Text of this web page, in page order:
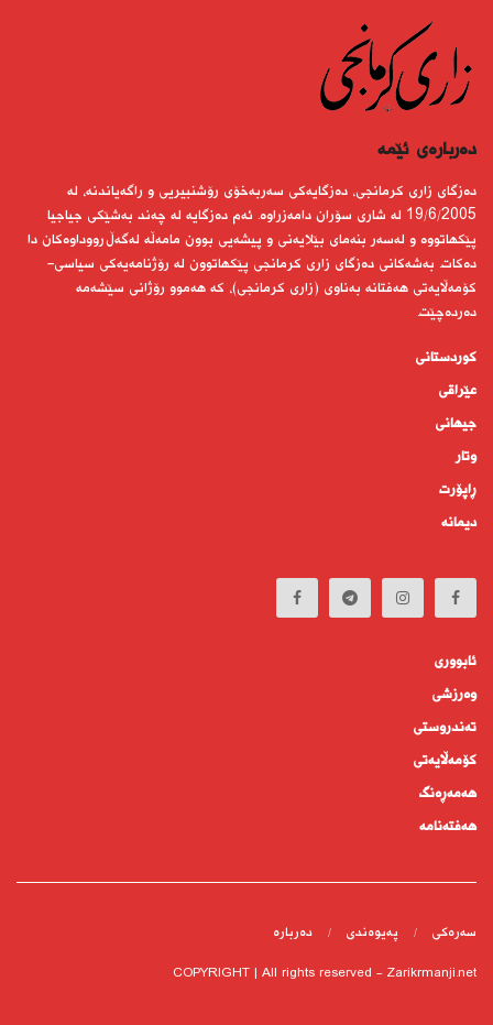
دەربارەى ئێمە
دەزگای زاری كرمانجی، دەزگایەكی سەربەخۆی رۆشنبیریی و راگەیاندنە، لە
19/6/2005 لە شاری سۆران دامەزراوە. ئەم دەزگایە لە چەند بەشێكی جیاجیا
پێكهاتووە و لەسەر بنەمای بێلایەنی و پیشەیی بوون مامەڵە لەگەڵ رووداوەكان دا
دەكات. بەشەكانی دەزگای زاری كرمانجی پێكهاتوون لە رۆژنامەیەكی سیاسی-
كۆمەڵایەتی هەفتانە بەناوی (زاری كرمانجی)، كە هەموو رۆژانی سێشەمە
دەردەچێت.
کوردستانى
عێراقی
جیهانى
وتار
ڕاپۆرت
دیمانە
ئابوورى
وەرزشی
تەندروستى
كۆمه‌ڵايه‌تى
هەمەڕەنگ
هەفتەنامە
سەرەکی پەیوەندى دەربارە
COPYRIGHT | All rights reserved - Zarikrmanji.net